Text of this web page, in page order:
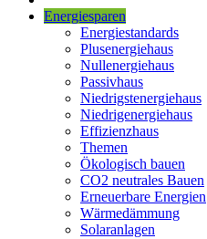
Energiesparen
Energiestandards
Plusenergiehaus
Nullenergiehaus
Passivhaus
Niedrigstenergiehaus
Niedrigenergiehaus
Effizienzhaus
Themen
Ökologisch bauen
CO2 neutrales Bauen
Erneuerbare Energien
Wärmedämmung
Solaranlagen